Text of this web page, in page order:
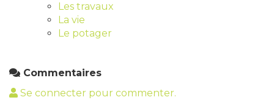
Les travaux
La vie
Le potager
Commentaires
Se connecter pour commenter.